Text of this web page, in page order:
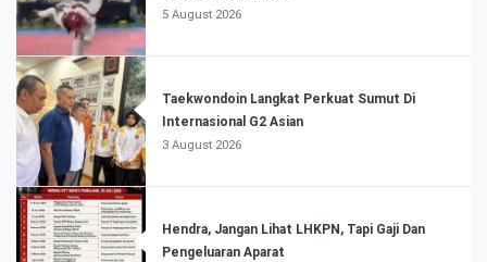
5 August 2026
Taekwondoin Langkat Perkuat Sumut Di
Internasional G2 Asian
3 August 2026
Hendra, Jangan Lihat LHKPN, Tapi Gaji Dan
Pengeluaran Aparat